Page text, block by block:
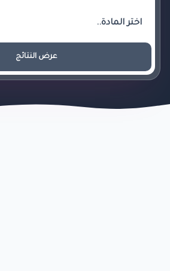
عرض النتائج